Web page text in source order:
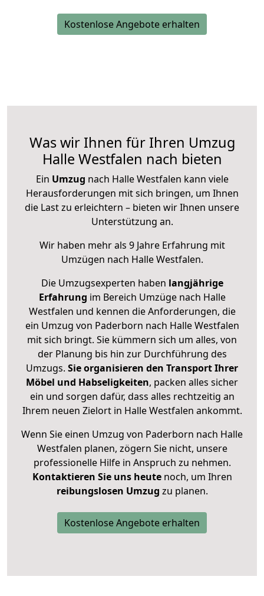
Kostenlose Angebote erhalten
Was wir Ihnen für Ihren Umzug
Halle Westfalen nach bieten
Ein Umzug nach Halle Westfalen kann viele
Herausforderungen mit sich bringen, um Ihnen
die Last zu erleichtern – bieten wir Ihnen unsere
Unterstützung an.
Wir haben mehr als 9 Jahre Erfahrung mit
Umzügen nach Halle Westfalen.
Die Umzugsexperten haben langjährige
Erfahrung im Bereich Umzüge nach Halle
Westfalen und kennen die Anforderungen, die
ein Umzug von Paderborn nach Halle Westfalen
mit sich bringt. Sie kümmern sich um alles, von
der Planung bis hin zur Durchführung des
Umzugs. Sie organisieren den Transport Ihrer
Möbel und Habseligkeiten, packen alles sicher
ein und sorgen dafür, dass alles rechtzeitig an
Ihrem neuen Zielort in Halle Westfalen ankommt.
Wenn Sie einen Umzug von Paderborn nach Halle
Westfalen planen, zögern Sie nicht, unsere
professionelle Hilfe in Anspruch zu nehmen.
Kontaktieren Sie uns heutenoch, um Ihren
reibungslosen Umzug zu planen.
Kostenlose Angebote erhalten